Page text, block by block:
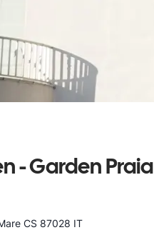
- Garden Praia
CS 87028 IT